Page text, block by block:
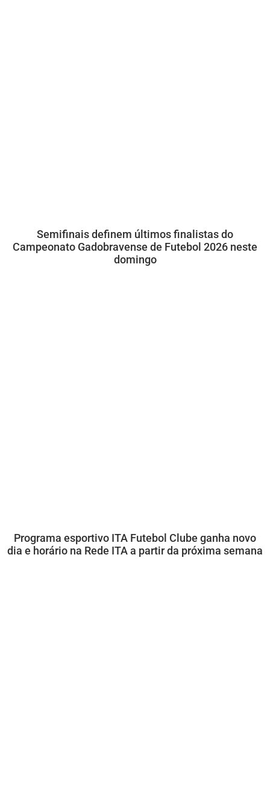
Semifinais definem últimos finalistas do
Campeonato Gadobravense de Futebol 2026 neste
domingo
Programa esportivo ITA Futebol Clube ganha novo
dia e horário na Rede ITA a partir da próxima semana